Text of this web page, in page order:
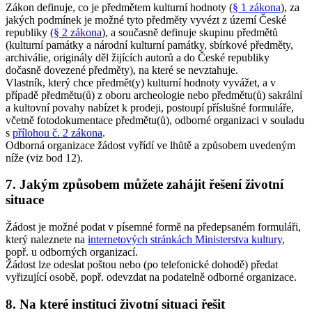
Zákon definuje, co je předmětem kulturní hodnoty (§ 1 zákona), za
jakých podmínek je možné tyto předměty vyvézt z území České
republiky (§ 2 zákona), a současně definuje skupinu předmětů
(kulturní památky a národní kulturní památky, sbírkové předměty,
archiválie, originály děl žijících autorů a do České republiky
dočasně dovezené předměty), na které se nevztahuje.
Vlastník, který chce předmět(y) kulturní hodnoty vyvážet, a v
případě předmětu(ů) z oboru archeologie nebo předmětu(ů) sakrální
a kultovní povahy nabízet k prodeji, postoupí příslušné formuláře,
včetně fotodokumentace předmětu(ů), odborné organizaci v souladu
s přílohou č. 2 zákona.
Odborná organizace žádost vyřídí ve lhůtě a způsobem uvedeným
níže (viz bod 12).
7. Jakým způsobem můžete zahájit řešení životní
situace
Žádost je možné podat v písemné formě na předepsaném formuláři,
který naleznete na internetových stránkách Ministerstva kultury,
popř. u odborných organizací.
Žádost lze odeslat poštou nebo (po telefonické dohodě) předat
vyřizující osobě, popř. odevzdat na podatelně odborné organizace.
8. Na které instituci životní situaci řešit